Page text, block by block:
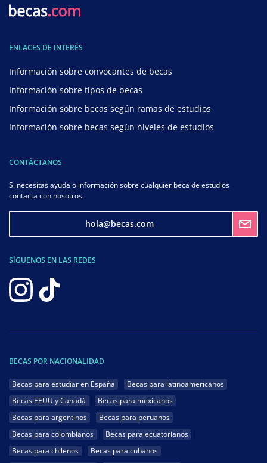
ENLACES DE INTERÉS
Información sobre convocantes de becas
Información sobre tipos de becas
Información sobre becas según ramas de estudios
Información sobre becas según niveles de estudios
CONTÁCTANOS
Si necesitas ayuda o información sobre cualquier beca de estudios
contacta con nosotros.
hola@becas.com
SÍGUENOS EN LAS REDES
BECAS POR NACIONALIDAD
Becas para estudiar en España
Becas para latinoamericanos
Becas EEUU y Canadá
Becas para mexicanos
Becas para argentinos
Becas para peruanos
Becas para colombianos
Becas para ecuatorianos
Becas para chilenos
Becas para cubanos